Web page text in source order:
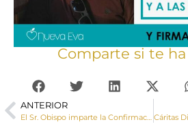
Comparte si te
ANTERIOR
El Sr. Obispo imparte la Confirmación a un grupo de adolescentes en Las Mesas